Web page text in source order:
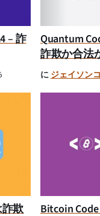
– 詐
Quantum
詐欺か合法
に ジェイソン
詐欺 Bitcoin